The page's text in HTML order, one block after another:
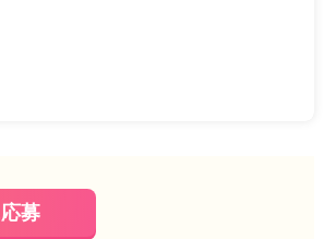
募